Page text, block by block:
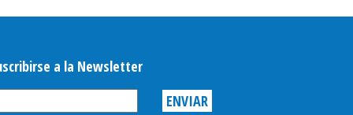
a la Newsletter